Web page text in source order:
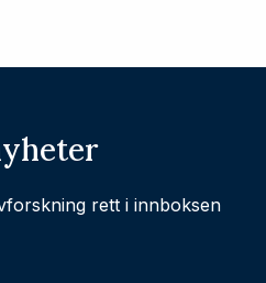
rett i innboksen